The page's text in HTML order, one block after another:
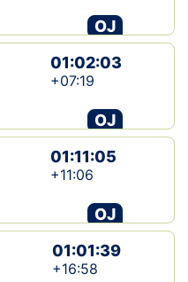
OJ
01:02:03
+07:19
OJ
01:11:05
+11:06
OJ
01:01:39
+16:58